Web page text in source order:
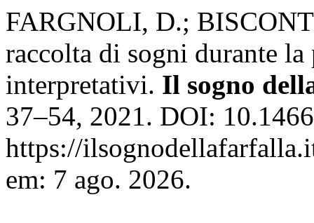
FARGNOLI, D.;
raccolta di sogni durante
interpretativi. Il sogno
37–54, 2021. DOI:
https://
em: 7 ago. 2026.